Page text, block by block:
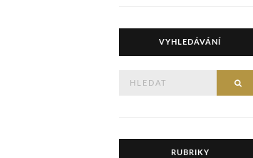
VYHLEDÁVÁNÍ
RUBRIKY